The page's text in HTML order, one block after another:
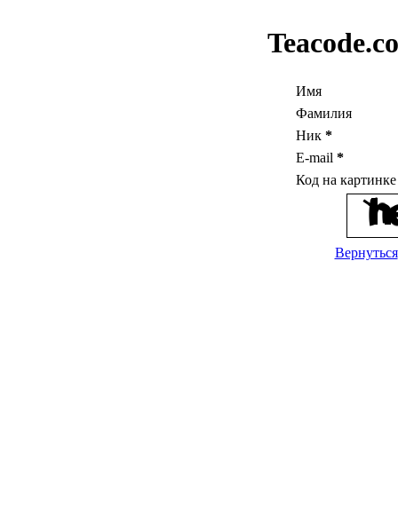
Имя
Фамилия
Ник *
E-mail *
Код на
Вернуться